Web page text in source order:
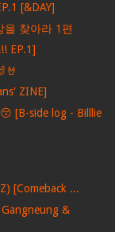
[&DAY]
을 찾아라 1편
EP.1]
ZINE]
[B-side log - Billlie
[Comeback ...
&